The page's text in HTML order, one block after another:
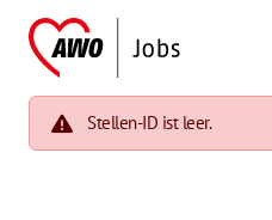
Stellen-ID ist leer.